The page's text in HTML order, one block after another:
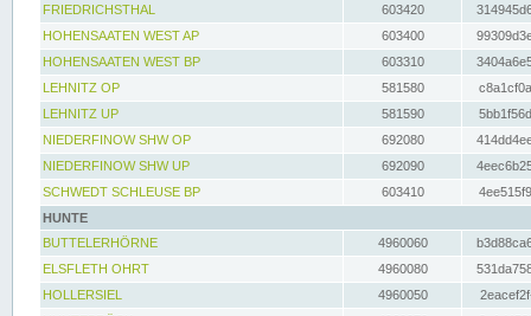
FRIEDRICHSTHAL
603420
HOHENSAATEN WEST AP
603400
HOHENSAATEN WEST BP
603310
LEHNITZ OP
581580
LEHNITZ UP
581590
NIEDERFINOW SHW OP
692080
NIEDERFINOW SHW UP
692090
SCHWEDT SCHLEUSE BP
603410
HUNTE
BUTTELERHÖRNE
4960060
ELSFLETH OHRT
4960080
HOLLERSIEL
4960050